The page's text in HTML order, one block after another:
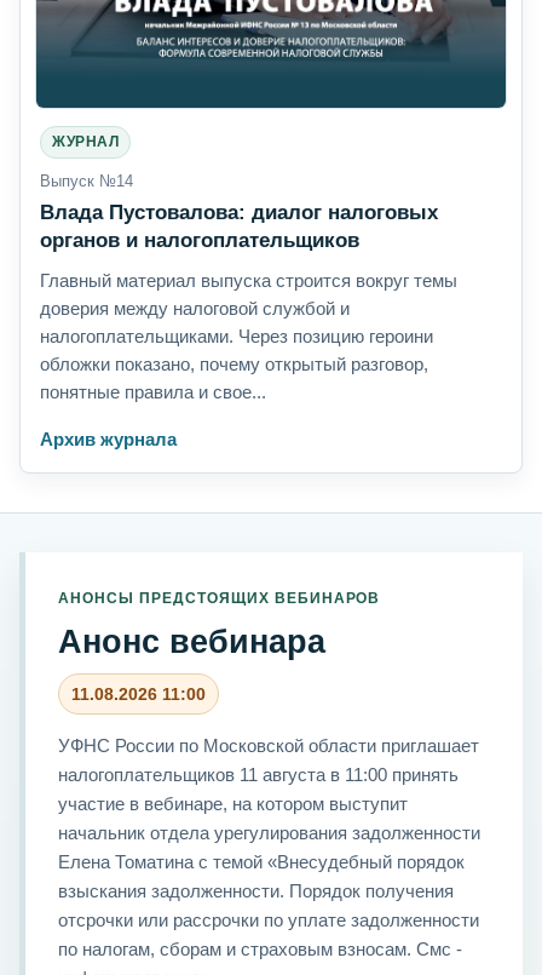
ЖУРНАЛ
Выпуск №14
Влада Пустовалова: диалог налоговых
органов и налогоплательщиков
Главный материал выпуска строится вокруг темы
доверия между налоговой службой и
налогоплательщиками. Через позицию героини
обложки показано, почему открытый разговор,
понятные правила и свое...
Архив журнала
АНОНСЫ ПРЕДСТОЯЩИХ ВЕБИНАРОВ
Анонс вебинара
11.08.2026 11:00
УФНС России по Московской области приглашает
налогоплательщиков 11 августа в 11:00 принять
участие в вебинаре, на котором выступит
начальник отдела урегулирования задолженности
Елена Томатина с темой «Внесудебный порядок
взыскания задолженности. Порядок получения
отсрочки или рассрочки по уплате задолженности
по налогам, сборам и страховым взносам. Смс -